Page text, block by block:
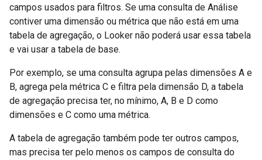
campos usados para filtros. Se uma consulta de Análise
contiver uma dimensão ou métrica que não está em uma
tabela de agregação, o Looker não poderá usar essa tabela
e vai usar a tabela de base.
Por exemplo, se uma consulta agrupa pelas dimensões A e
B, agrega pela métrica C e filtra pela dimensão D, a tabela
de agregação precisa ter, no mínimo, A, B e D como
dimensões e C como uma métrica.
A tabela de agregação também pode ter outros campos,
mas precisa ter pelo menos os campos de consulta do